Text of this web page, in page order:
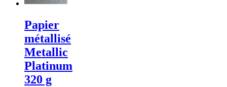
Papier
métallisé
Metallic
Platinum
320 g